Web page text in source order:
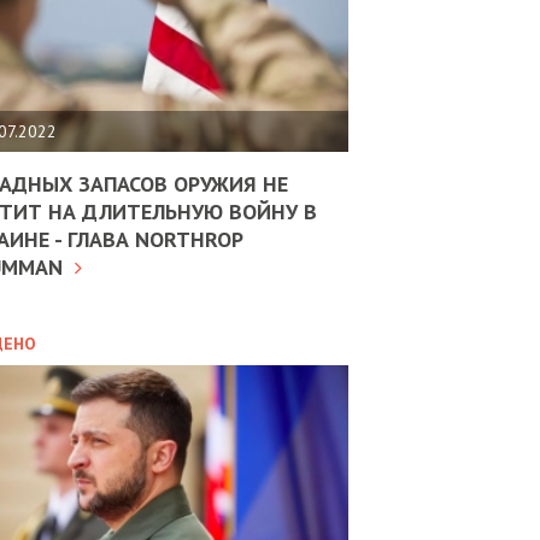
ЗАПАСОВ ОРУЖИЯ НЕ
НА ДЛИТЕЛЬНУЮ ВОЙНУ В
- ГЛАВА NORTHROP
10.02.2025